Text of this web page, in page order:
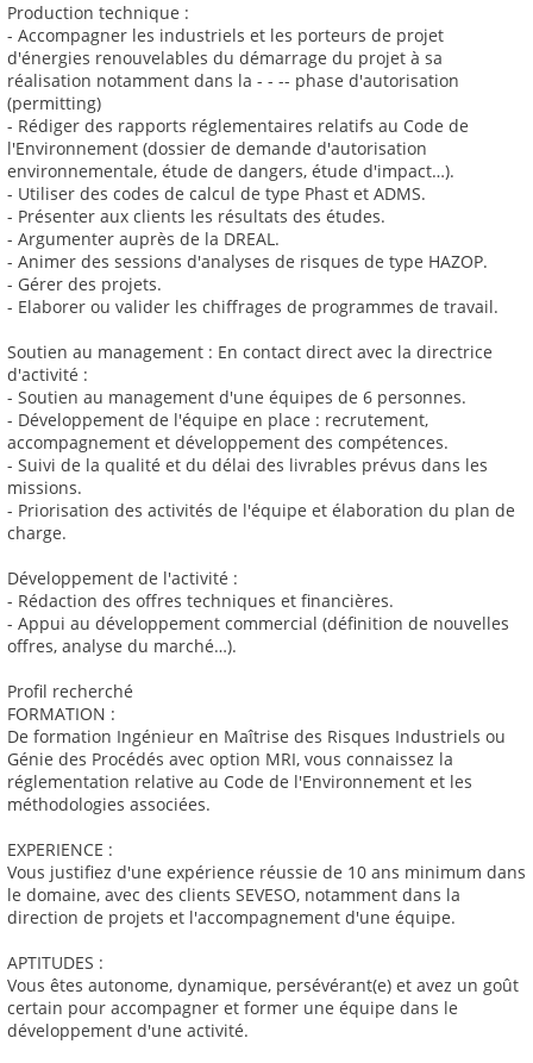
Production technique :
- Accompagner les industriels et les porteurs de projet
d'énergies renouvelables du démarrage du projet à sa
réalisation notamment dans la - - -- phase d'autorisation
(permitting)
- Rédiger des rapports réglementaires relatifs au Code de
l'Environnement (dossier de demande d'autorisation
environnementale, étude de dangers, étude d'impact…).
- Utiliser des codes de calcul de type Phast et ADMS.
- Présenter aux clients les résultats des études.
- Argumenter auprès de la DREAL.
- Animer des sessions d'analyses de risques de type HAZOP.
- Gérer des projets.
- Elaborer ou valider les chiffrages de programmes de travail.
Soutien au management : En contact direct avec la directrice
d'activité :
- Soutien au management d'une équipes de 6 personnes.
- Développement de l'équipe en place : recrutement,
accompagnement et développement des compétences.
- Suivi de la qualité et du délai des livrables prévus dans les
missions.
- Priorisation des activités de l'équipe et élaboration du plan de
charge.
Développement de l'activité :
- Rédaction des offres techniques et financières.
- Appui au développement commercial (définition de nouvelles
offres, analyse du marché…).
Profil recherché
FORMATION :
De formation Ingénieur en Maîtrise des Risques Industriels ou
Génie des Procédés avec option MRI, vous connaissez la
réglementation relative au Code de l'Environnement et les
méthodologies associées.
EXPERIENCE :
Vous justifiez d'une expérience réussie de 10 ans minimum dans
le domaine, avec des clients SEVESO, notamment dans la
direction de projets et l'accompagnement d'une équipe.
APTITUDES :
Vous êtes autonome, dynamique, persévérant(e) et avez un goût
certain pour accompagner et former une équipe dans le
développement d'une activité.